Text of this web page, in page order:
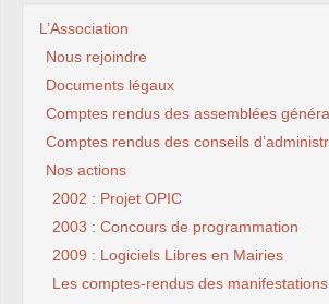
L’Association
Nous rejoindre
Documents légaux
Comptes rendus des assemblées
Comptes rendus des conseils
Nos actions
2002 : Projet OPIC
2003 : Concours de programmation
2009 : Logiciels Libres en Mairies
Les comptes-rendus des manifestations